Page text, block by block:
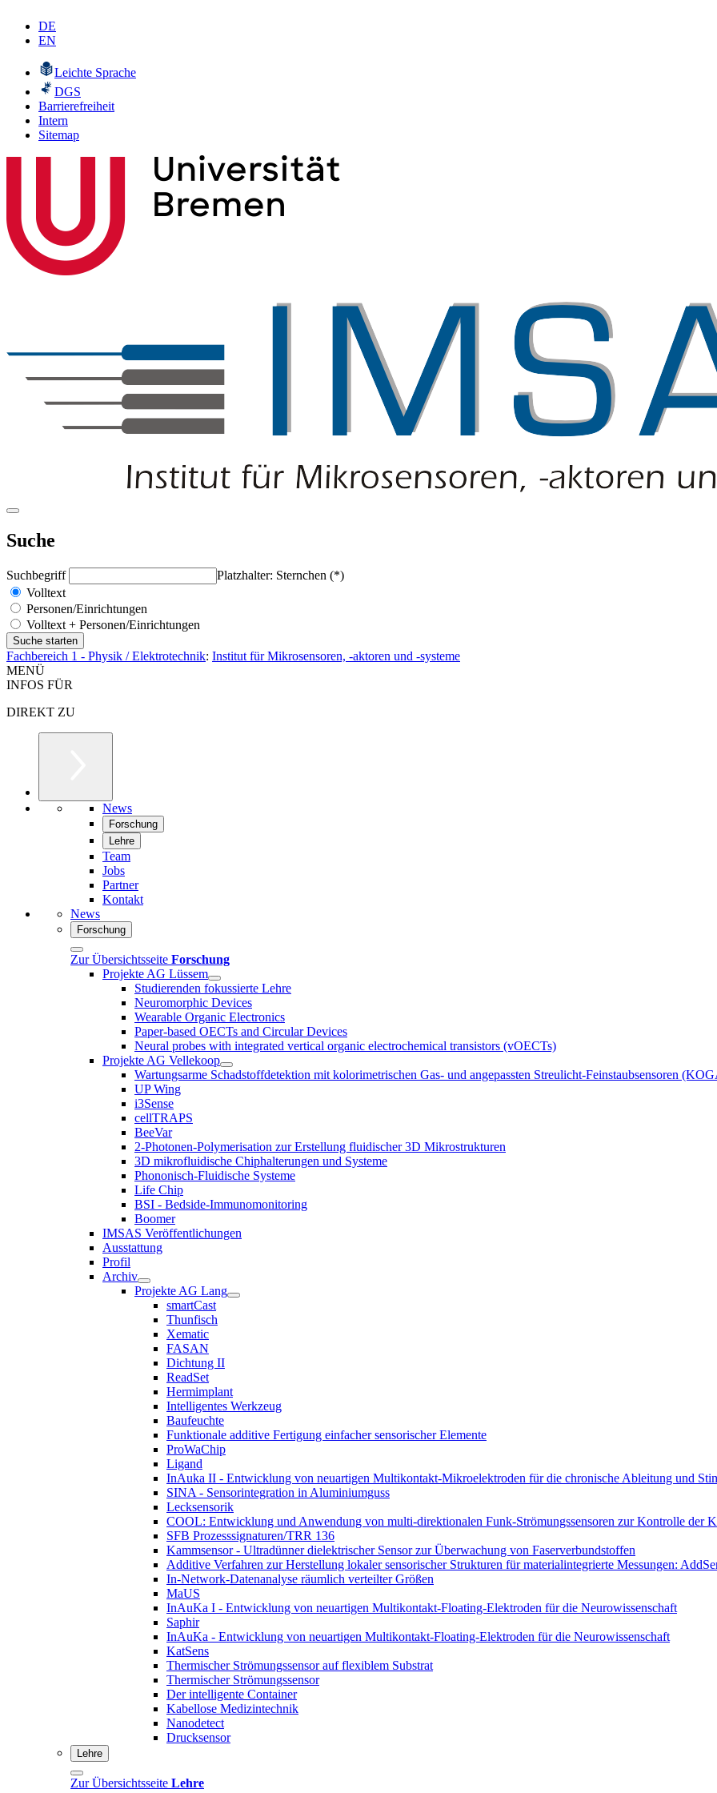
DE
EN
Leichte Sprache
DGS
Barrierefreiheit
Intern
Sitemap
Suche
Suchbegriff
Platzhalter: Sternchen (*)
Volltext
Personen/Einrichtungen
Volltext + Personen/Einrichtungen
Fachbereich 1 - Physik / Elektrotechnik: Institut für Mikrosensoren, -aktoren und -systeme
MENÜ
INFOS FÜR
DIREKT ZU
News
Forschung
Lehre
Team
Jobs
Partner
Kontakt
News
Forschung
Zur Übersichtsseite Forschung
Projekte AG Lüssem
Studierenden fokussierte Lehre
Neuromorphic Devices
Wearable Organic Electronics
Paper-based OECTs and Circular Devices
Neural probes with integrated vertical organic electrochemical transistors (vOECTs)
Projekte AG Vellekoop
Wartungsarme Schadstoffdetektion mit kolorimetrischen Gas- und angepassten Streulicht-Feinstaubsensoren
UP Wing
i3Sense
cellTRAPS
BeeVar
2-Photonen-Polymerisation zur Erstellung fluidischer 3D Mikrostrukturen
3D mikrofluidische Chiphalterungen und Systeme
Phononisch-Fluidische Systeme
Life Chip
BSI - Bedside-Immunomonitoring
Boomer
IMSAS Veröffentlichungen
Ausstattung
Profil
Archiv
Projekte AG Lang
smartCast
Thunfisch
Xematic
FASAN
Dichtung II
ReadSet
Hermimplant
Intelligentes Werkzeug
Baufeuchte
Funktionale additive Fertigung einfacher sensorischer Elemente
ProWaChip
Ligand
InAuka II - Entwicklung von neuartigen Multikontakt-Mikroelektroden für die chronische Ableitung und
SINA - Sensorintegration in Aluminiumguss
Lecksensorik
COOL: Entwicklung und Anwendung von multi-direktionalen Funk-Strömungs­sensoren zur Kontrolle der
SFB Prozesssignaturen/TRR 136
Kammsensor - Ultradünner dielektrischer Sensor zur Überwachung von Faserverbundstoffen
Additive Verfahren zur Herstellung lokaler sensorischer Strukturen für materialintegrierte Messungen:
In-Network-Datenanalyse räumlich verteilter Größen
MaUS
InAuKa I - Entwicklung von neuartigen Multikontakt-Floating-Elektroden für die Neurowissenschaft
Saphir
InAuKa - Entwicklung von neuartigen Multikontakt-Floating-Elektroden für die Neurowissenschaft
KatSens
Thermischer Strömungssensor auf flexiblem Substrat
Thermischer Strömungssensor
Der intelligente Container
Kabellose Medizintechnik
Nanodetect
Drucksensor
Lehre
Zur Übersichtsseite Lehre